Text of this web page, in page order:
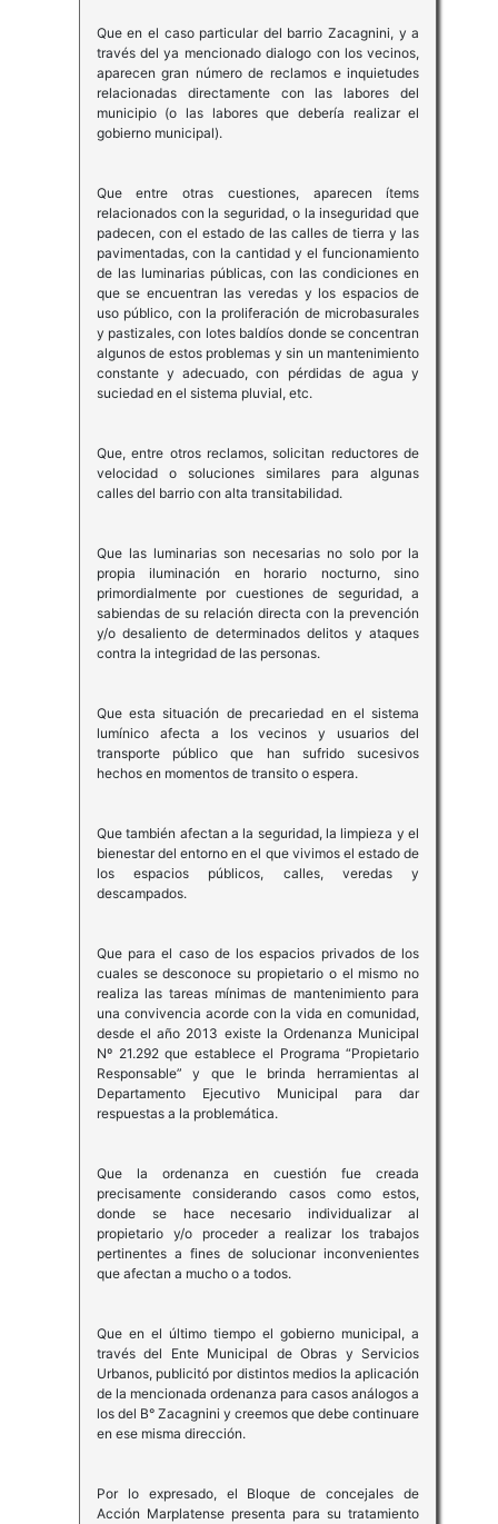
Que en el caso particular del barrio Zacagnini, y a
través del ya mencionado dialogo con los vecinos,
aparecen gran número de reclamos e inquietudes
relacionadas directamente con las labores del
municipio (o las labores que debería realizar el
gobierno municipal).
Que entre otras cuestiones, aparecen ítems
relacionados con la seguridad, o la inseguridad que
padecen, con el estado de las calles de tierra y las
pavimentadas, con la cantidad y el funcionamiento
de las luminarias públicas, con las condiciones en
que se encuentran las veredas y los espacios de
uso público, con la proliferación de microbasurales
y pastizales, con lotes baldíos donde se concentran
algunos de estos problemas y sin un mantenimiento
constante y adecuado, con pérdidas de agua y
suciedad en el sistema pluvial, etc.
Que, entre otros reclamos, solicitan reductores de
velocidad o soluciones similares para algunas
calles del barrio con alta transitabilidad.
Que las luminarias son necesarias no solo por la
propia iluminación en horario nocturno, sino
primordialmente por cuestiones de seguridad, a
sabiendas de su relación directa con la prevención
y/o desaliento de determinados delitos y ataques
contra la integridad de las personas.
Que esta situación de precariedad en el sistema
lumínico afecta a los vecinos y usuarios del
transporte público que han sufrido sucesivos
hechos en momentos de transito o espera.
Que también afectan a la seguridad, la limpieza y el
bienestar del entorno en el que vivimos el estado de
los espacios públicos, calles, veredas y
descampados.
Que para el caso de los espacios privados de los
cuales se desconoce su propietario o el mismo no
realiza las tareas mínimas de mantenimiento para
una convivencia acorde con la vida en comunidad,
desde el año 2013 existe la Ordenanza Municipal
Nº 21.292 que establece el Programa “Propietario
Responsable” y que le brinda herramientas al
Departamento Ejecutivo Municipal para dar
respuestas a la problemática.
Que la ordenanza en cuestión fue creada
precisamente considerando casos como estos,
donde se hace necesario individualizar al
propietario y/o proceder a realizar los trabajos
pertinentes a fines de solucionar inconvenientes
que afectan a mucho o a todos.
Que en el último tiempo el gobierno municipal, a
través del Ente Municipal de Obras y Servicios
Urbanos, publicitó por distintos medios la aplicación
de la mencionada ordenanza para casos análogos a
los del B° Zacagnini y creemos que debe continuare
en ese misma dirección.
Por lo expresado, el Bloque de concejales de
Acción Marplatense presenta para su tratamiento